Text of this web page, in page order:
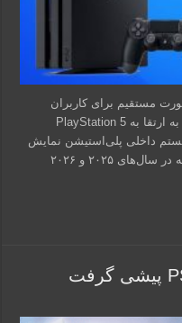
مستقیم برای کاربران
PlayStation 4 پیام ارسال کرده و آن‌ها را به ارتقا به PlayStation 5
داخلی پلی‌استیشن نمایش
داده می‌شوند، به بازی‌هایی اشاره دارند که در سال‌های ۲۰۲۵ و ۲۰۲۶